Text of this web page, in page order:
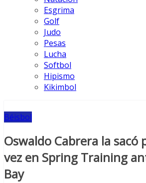
Esgrima
Golf
Judo
Pesas
Lucha
Softbol
Hipismo
Kikimbol
Béisbol
Oswaldo Cabrera la sacó
vez en Spring Training
Bay